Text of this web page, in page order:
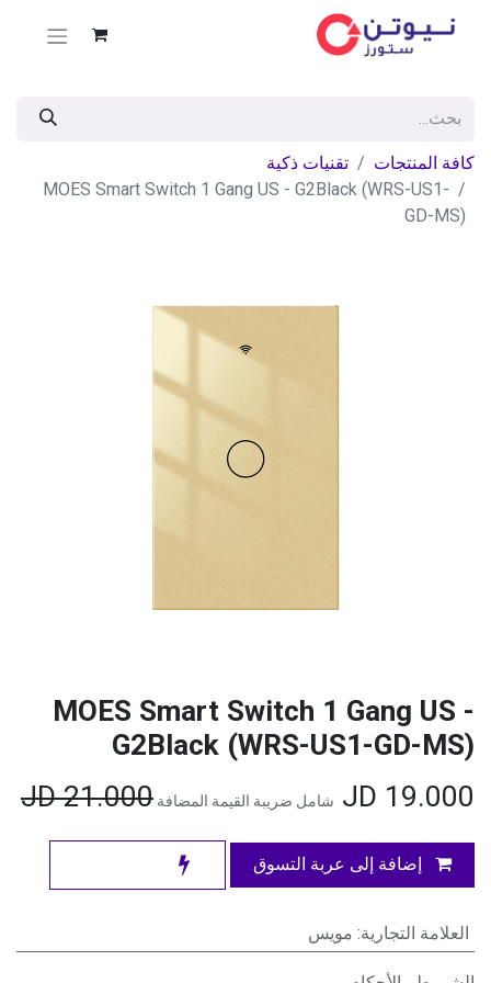
كافة المنتجات
تقنيات ذكية
MOES Smart Switch 1 Gang US - G2Black (WRS-US1-
GD-MS)
MOES Smart Switch 1 Gang US -
G2Black (WRS-US1-GD-MS)
19.000
شامل ضريبة القيمة المضافة 21.000
JD
إضافة إلى عربة التسوق
العلامة التجارية: مويس